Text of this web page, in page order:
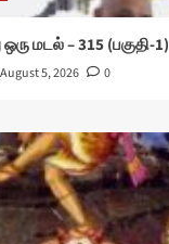
மடல் – 315 (பகுதி-1)
August 5, 2026 0